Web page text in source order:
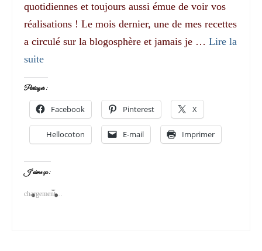
quotidiennes et toujours aussi émue de voir vos
réalisations ! Le mois dernier, une de mes recettes
a circulé sur la blogosphère et jamais je … Lire la
suite­­
Partager :
Facebook Pinterest X
Hellocoton E-mail Imprimer
J’aime ça :
chargement…